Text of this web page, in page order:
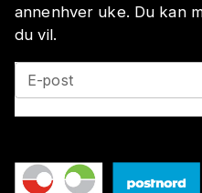
annenhver uke. Du kan
du vil.
E-post